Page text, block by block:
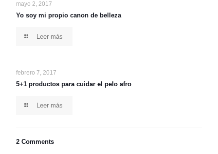
mayo 2, 2017
Yo soy mi propio canon de belleza
Leer más
febrero 7, 2017
5+1 productos para cuidar el pelo afro
Leer más
2 Comments